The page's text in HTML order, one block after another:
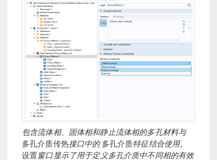
包含流体相、固体相和静止流体相的多孔材料与
多孔介质传热接口中的多孔介质特征结合使用。
设置 窗口显示了用于定义多孔介质中不同相的有效